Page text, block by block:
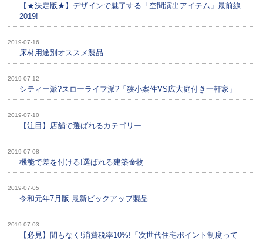
【★決定版★】デザインで魅了する「空間演出アイテム」最前線
2019!
2019-07-16
床材用途別オススメ製品
2019-07-12
シティー派?スローライフ派?「狭小案件VS広大庭付き一軒家」
2019-07-10
【注目】店舗で選ばれるカテゴリー
2019-07-08
機能で差を付ける!選ばれる建築金物
2019-07-05
令和元年7月版 最新ピックアップ製品
2019-07-03
【必見】間もなく!消費税率10%!「次世代住宅ポイント制度って